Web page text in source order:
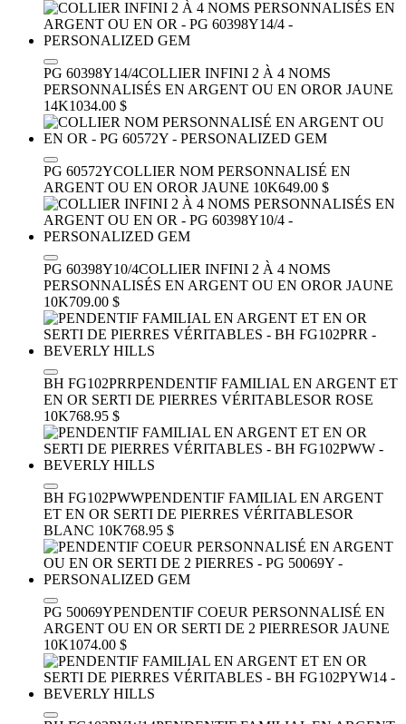
PG 60398Y14/4COLLIER INFINI 2 À 4 NOMS
PERSONNALISÉS EN ARGENT OU EN OROR JAUNE
14K1034.00 $
PG 60572YCOLLIER NOM PERSONNALISÉ EN
ARGENT OU EN OROR JAUNE 10K649.00 $
PG 60398Y10/4COLLIER INFINI 2 À 4 NOMS
PERSONNALISÉS EN ARGENT OU EN OROR JAUNE
10K709.00 $
BH FG102PRRPENDENTIF FAMILIAL EN ARGENT ET
EN OR SERTI DE PIERRES VÉRITABLESOR ROSE
10K768.95 $
BH FG102PWWPENDENTIF FAMILIAL EN ARGENT
ET EN OR SERTI DE PIERRES VÉRITABLESOR
BLANC 10K768.95 $
PG 50069YPENDENTIF COEUR PERSONNALISÉ EN
ARGENT OU EN OR SERTI DE 2 PIERRESOR JAUNE
10K1074.00 $